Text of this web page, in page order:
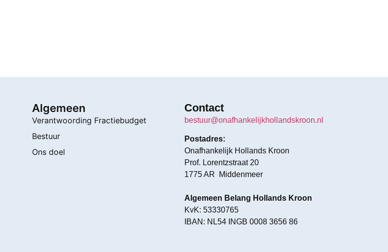
Algemeen
Verantwoording Fractiebudget
Bestuur
Ons doel
Contact
bestuur@onafhankelijkhollandskroon.nl
Postadres:
Onafhankelijk Hollands Kroon
Prof. Lorentzstraat 20
1775 AR Middenmeer
Algemeen Belang Hollands Kroon
KvK: 53330765
IBAN: NL54 INGB 0008 3656 86